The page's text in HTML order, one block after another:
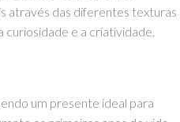
através das diferentes texturas
curiosidade e a criatividade.
um presente ideal para